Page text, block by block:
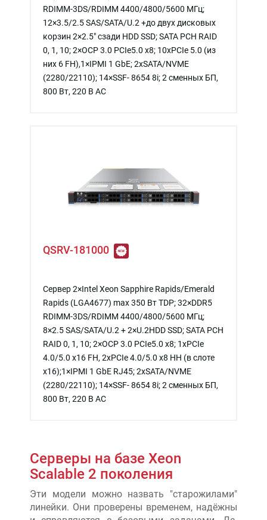
RDIMM-3DS/RDIMM 4400/4800/5600 МГц;
12×3.5/2.5 SAS/SATA/U.2 +до двух дисковых
корзин 2×2.5″ сзади HDD SSD; SATA PCH RAID
0, 1, 10; 2×OCP 3.0 PCIe5.0 x8; 10xPCIe 5.0 (из
них 6 FH),1×IPMI 1 GbE; 2xSATA/NVME
(2280/22110); 14×SSF- 8654 8i; 2 сменных БП,
800 Вт, 220 В АС
QSRV-181000
Сервер 2×Intel Xeon Sapphire Rapids/Emerald
Rapids (LGA4677) max 350 Вт TDP; 32×DDR5
RDIMM-3DS/RDIMM 4400/4800/5600 МГц;
8×2.5 SAS/SATA/U.2 + 2×U.2HDD SSD; SATA PCH
RAID 0, 1, 10; 2×OCP 3.0 PCIe5.0 x8; 1xPCIe
4.0/5.0 x16 FH, 2xPCIe 4.0/5.0 x8 HH (в слоте
x16);1×IPMI 1 GbE RJ45; 2xSATA/NVME
(2280/22110); 14×SSF- 8654 8i; 2 сменных БП,
800 Вт, 220 В АС
Серверы на базе Xeon
Scalable 2 поколения
Эти модели можно назвать "старожилами"
линейки. Они проверены временем, надёжны